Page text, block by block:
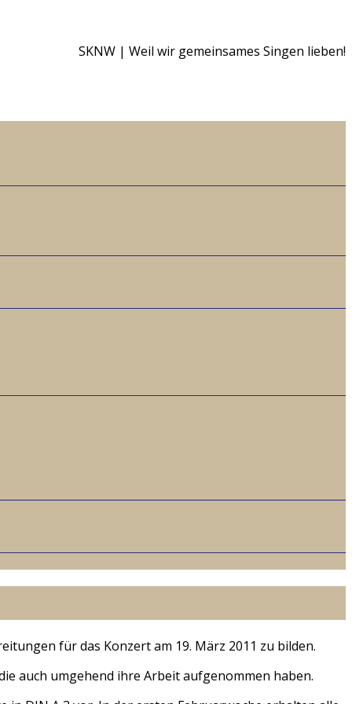
SKNW | Weil wir gemeinsames Singen lieben!
für das Konzert am 19. März 2011 zu bilden.
auch umgehend ihre Arbeit aufgenommen haben.